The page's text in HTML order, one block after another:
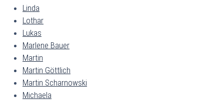
Linda
Lothar
Lukas
Marlene Bauer
Martin
Martin Göttlich
Martin Scharnowski
Michaela